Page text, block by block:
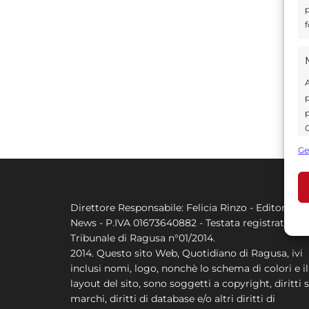
Direttore Responsabile: Felicia Rinzo - Editore
News - P.IVA 01673640882 - Testata registrata al
Tribunale di Ragusa n°01/2014.
2014. Questo sito Web, Quotidiano di Ragusa, ivi
inclusi nomi, logo, nonchè lo schema di colori e il
layout del sito, sono soggetti a copyright, diritti
marchi, diritti di database e/o altri diritti di